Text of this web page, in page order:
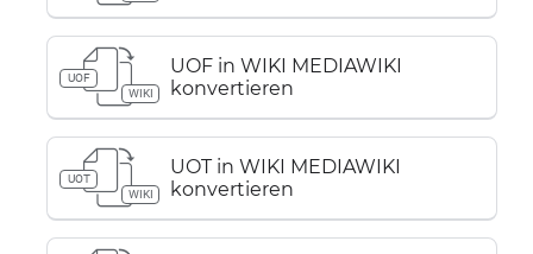
UOF
WIKI
UOF in WIKI MEDIAWIKI
konvertieren
UOT
WIKI
UOT in WIKI MEDIAWIKI
konvertieren